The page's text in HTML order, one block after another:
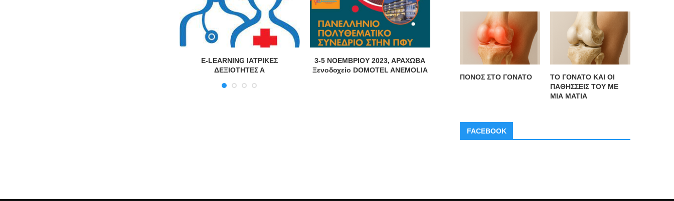
E-LEARNING ΙΑΤΡΙΚΕΣ
ΔΕΞΙΟΤΗΤΕΣ Α
3-5 ΝΟΕΜΒΡΙΟΥ 2023, ΑΡΑΧΩΒΑ
Ξενοδοχείο DOMOTEL ANEMOLIA
O IΣΑ ανακοινώνει την ίδρυση
Ασφάλισης
Ο ΙΣΑ ζητά να ξεκινήσει
ΠΟΝΟΣ ΣΤΟ ΓΟΝΑΤΟ
ΤΟ ΓΟΝΑΤΟ ΚΑΙ ΟΙ
ΠΑΘΗΣΣΕΙΣ ΤΟΥ ΜΕ
ΜΙΑ ΜΑΤΙΑ
FACEBOOK